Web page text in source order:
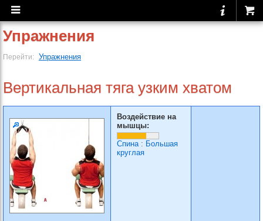
Упражнения
Перейти: Упражнения
Вертикальная тяга узким хватом
Воздействие на
мышцы:
Спина: Большая
круглая